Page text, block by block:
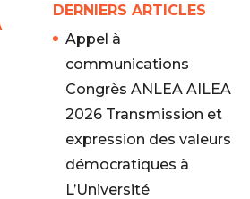
DERNIERS ARTICLES
Appel à
communications
Congrès ANLEA AILEA
2026 Transmission et
expression des valeurs
démocratiques à
L’Université